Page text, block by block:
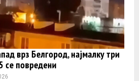
врз Белгород, најмалку три
се повредени